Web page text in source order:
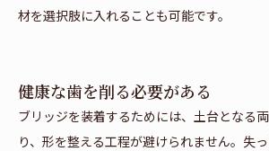
材を選択肢に入れることも可能です。
健康な歯を削る必要がある
ブリッジを装着するためには、土台となる
り、形を整える工程が避けられません。失